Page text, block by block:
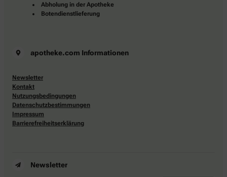
Abholung in der Apotheke
Botendienstlieferung
apotheke.com Informationen
Newsletter
Kontakt
Nutzungsbedingungen
Datenschutzbestimmungen
Impressum
Barrierefreiheitserklärung
Newsletter